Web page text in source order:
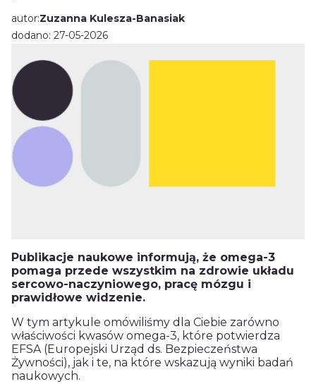
autor:Zuzanna Kulesza-Banasiak
dodano: 27-05-2026
Publikacje naukowe informują, że omega-3
pomaga przede wszystkim na zdrowie układu
sercowo-naczyniowego, pracę mózgu i
prawidłowe widzenie.
W tym artykule omówiliśmy dla Ciebie zarówno
właściwości kwasów omega-3, które potwierdza
EFSA (Europejski Urząd ds. Bezpieczeństwa
Żywności), jak i te, na które wskazują wyniki badań
naukowych.